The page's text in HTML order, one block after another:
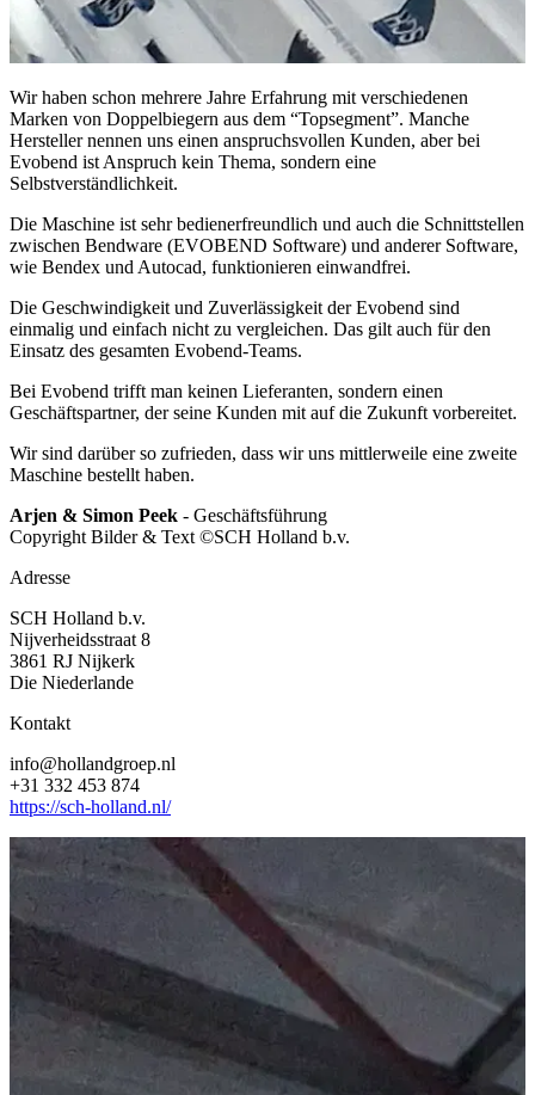
Wir haben schon mehrere Jahre Erfahrung mit verschiedenen
Marken von Doppelbiegern aus dem “Topsegment”. Manche
Hersteller nennen uns einen anspruchsvollen Kunden, aber bei
Evobend ist Anspruch kein Thema, sondern eine
Selbstverständlichkeit.
Die Maschine ist sehr bedienerfreundlich und auch die Schnittstellen
zwischen Bendware (EVOBEND Software) und anderer Software,
wie Bendex und Autocad, funktionieren einwandfrei.
Die Geschwindigkeit und Zuverlässigkeit der Evobend sind
einmalig und einfach nicht zu vergleichen. Das gilt auch für den
Einsatz des gesamten Evobend-Teams.
Bei Evobend trifft man keinen Lieferanten, sondern einen
Geschäftspartner, der seine Kunden mit auf die Zukunft vorbereitet.
Wir sind darüber so zufrieden, dass wir uns mittlerweile eine zweite
Maschine bestellt haben.
Arjen & Simon Peek - Geschäftsführung
Copyright Bilder & Text ©SCH Holland b.v.
Adresse
SCH Holland b.v.
Nijverheidsstraat 8
3861 RJ Nijkerk
Die Niederlande
Kontakt
info@hollandgroep.nl
+31 332 453 874
https://sch-holland.nl/